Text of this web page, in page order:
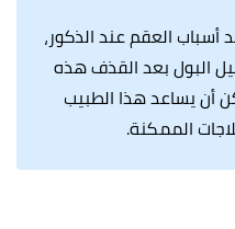
أسباب العقم عند الذكور،
البول بعد القذف هذه
أن يساعد هذا الطبيب
الممكنة.